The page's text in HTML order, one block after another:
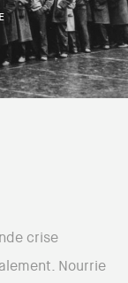
crise
Nourrie